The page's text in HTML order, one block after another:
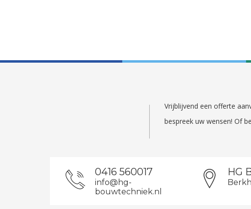
Vrijblijvend een offerte
bespreek uw wensen! Of
0416 560017
info@hg-
bouwtechniek.nl
HG